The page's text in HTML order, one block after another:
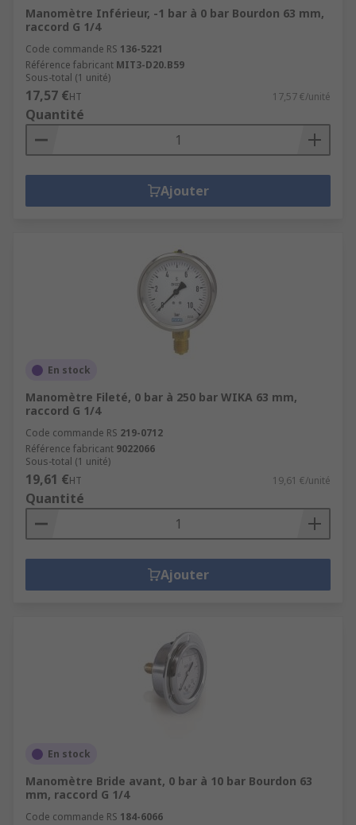
Manomètre Inférieur, -1 bar à 0 bar Bourdon 63 mm,
raccord G 1/4
Code commande RS 136-5221
Référence fabricant MIT3-D20.B59
Sous-total (1 unité)
17,57 €HT 17,57 €/unité
Quantité
Ajouter
En stock
Manomètre Fileté, 0 bar à 250 bar WIKA 63 mm,
raccord G 1/4
Code commande RS 219-0712
Référence fabricant 9022066
Sous-total (1 unité)
19,61 €HT 19,61 €/unité
Quantité
Ajouter
En stock
Manomètre Bride avant, 0 bar à 10 bar Bourdon 63
mm, raccord G 1/4
Code commande RS 184-6066